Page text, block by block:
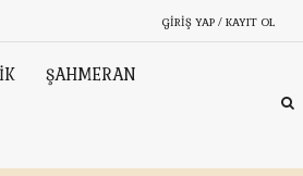
GIRIŞ YAP / KAYIT OL
ŞAHMERAN